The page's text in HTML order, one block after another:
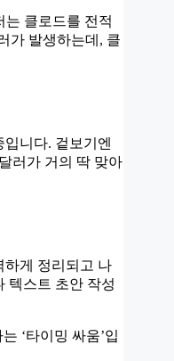
는 클로드를 전적
가 발생하는데, 클
니다. 겉보기엔
러가 거의 딱 맞아
하게 정리되고 나
텍스트 초안 작성
‘타이밍 싸움’입